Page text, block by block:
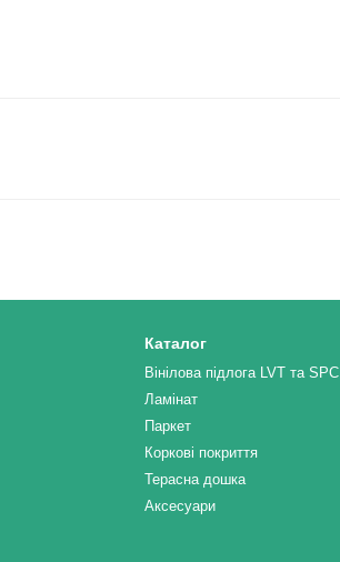
Каталог
Вінілова підлога LVT та SPC
Ламінат
Паркет
Коркові покриття
Терасна дошка
Аксесуари